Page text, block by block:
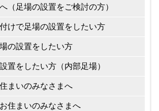
（足場の設置をご検討の方）
けで足場の設置をしたい方
の設置をしたい方
置をしたい方（内部足場）
まいのみなさまへ
住まいのみなさまへ